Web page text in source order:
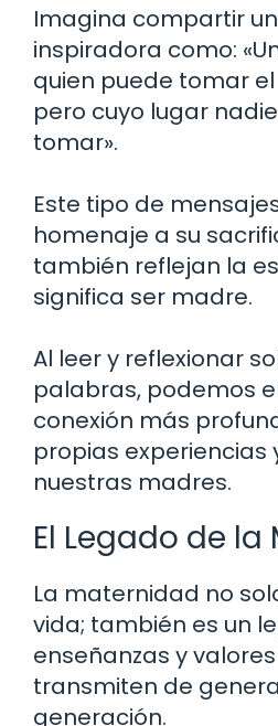
Imagina compartir
inspiradora como:
quien puede tomar
pero cuyo lugar
tomar».
Este tipo de
homenaje a su
también reflejan la
significa ser madre.
Al leer y reflexionar
palabras, podemos
conexión más
propias experiencias
nuestras madres.
El Legado de
La maternidad no
vida; también es un
enseñanzas y
transmiten de
generación.